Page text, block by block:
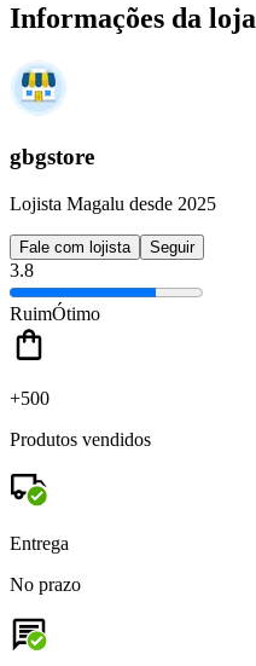
Informações da loja
gbgstore
Lojista Magalu desde 2025
Fale com lojista Seguir
3.8
RuimÓtimo
+500
Produtos vendidos
Entrega
No prazo